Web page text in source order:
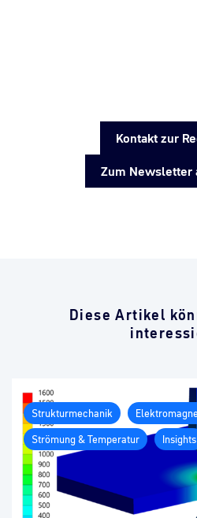
Kontakt zur
Zum Newsletter
Diese Artikel
Strukturmechanik
Strömung & Temperatur
Insights